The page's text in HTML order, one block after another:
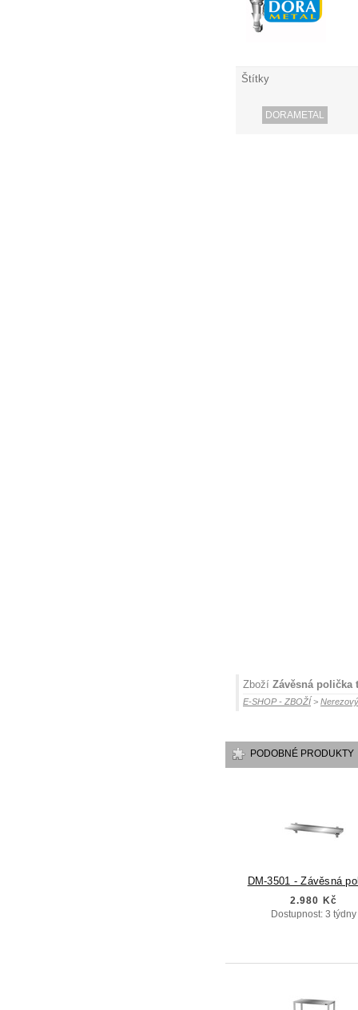
Štítky
DORAMETAL
Zboží Závěsná polička
E-SHOP - ZBOŽÍ >
PODOBNÉ PRODUKTY
DM-3501 - Závěsná
2.980 Kč
Dostupnost: 3 týdny